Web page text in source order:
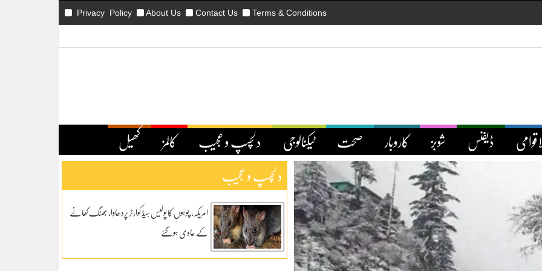
Privacy Policy About Us Contact Us Terms & Conditions
ڈیفنس شوبز کاروبار صحت ٹیکنالوجی دلچسپ و عجیب کالمز کھیل
دلچسپ و عجیب
امریکہ، چوہوں کا پولیس ہیڈ کوارٹر پردھاوا، بھنگ کھانے
کے عادی ہوگئے